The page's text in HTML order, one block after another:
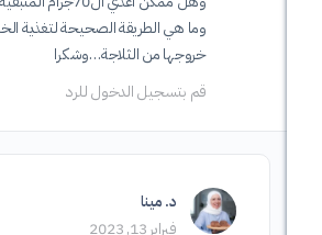
وما هي الطريقة الصحيحة لتغذية الخميرة الام من اول
خروجها من الثلاجة…وشكرا
قم بتسجيل الدخول للرد
د. مينا